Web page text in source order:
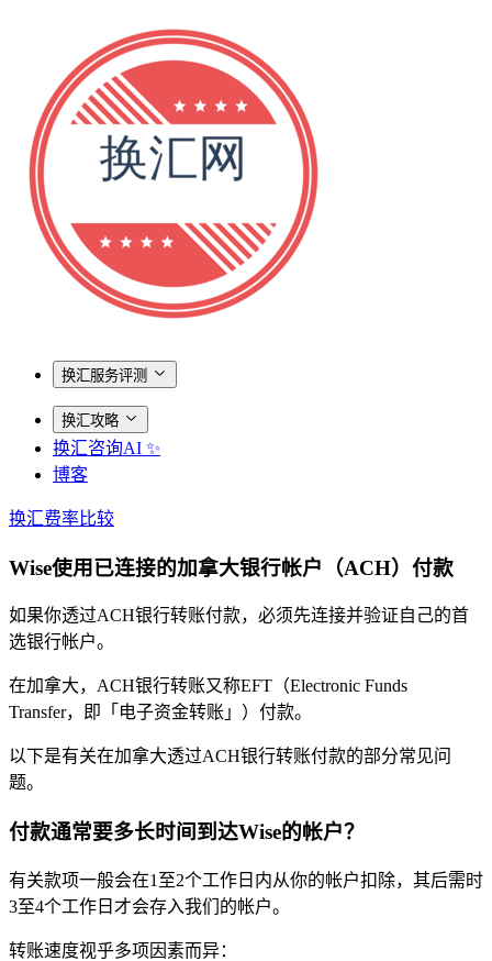
换汇服务评测
换汇攻略
换汇咨询AI ✨
博客
换汇费率比较
Wise使用已连接的加拿大银行帐户（ACH）付款
如果你透过ACH银行转账付款，必须先连接并验证自己的首
选银行帐户。
在加拿大，ACH银行转账又称EFT（Electronic Funds
Transfer，即「电子资金转账」）付款。
以下是有关在加拿大透过ACH银行转账付款的部分常见问
题。
付款通常要多长时间到达Wise的帐户？
有关款项一般会在1至2个工作日内从你的帐户扣除，其后需时
3至4个工作日才会存入我们的帐户。
转账速度视乎多项因素而异：